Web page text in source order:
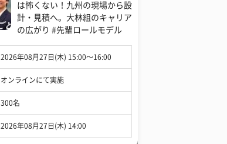
は怖くない！九州の現場から設
計・見積へ。大林組のキャリア
の広がり #先輩ロールモデル
2026年08月27日(木) 15:00〜16:00
オンラインにて実施
300名
2026年08月27日(木) 14:00